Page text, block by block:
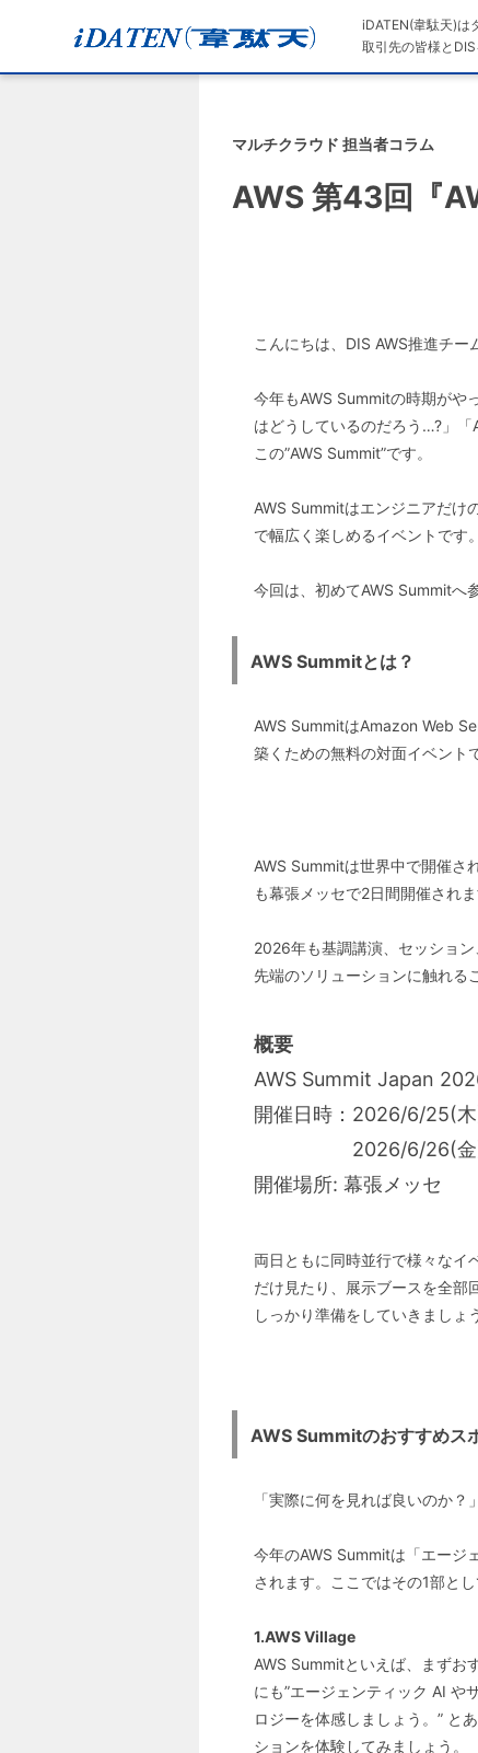
iDATEN(韋駄天)は
取引先の皆様と
マルチクラウド 担当者コラム
AWS 第43回『
こんにちは、DIS AWS推進チー
今年もAWS Summitの時期がや
はどうしているのだろう…?」
この”AWS Summit”です。
AWS Summitはエンジニアだけ
で幅広く楽しめるイベントです。
今回は、初めてAWS Summitへ
AWS Summitとは？
AWS SummitはAmazon Web
築くための無料の対面イベント
AWS Summitは世界中で開催さ
も幕張メッセで2日間開催されま
2026年も基調講演、セッショ
先端のソリューションに触れる
概要
AWS Summit Japan
開催日時：2026/6/25(
2026/6/26(金)
開催場所: 幕張メッセ
両日ともに同時並行で様々なイ
だけ見たり、展示ブースを全部
しっかり準備をしていきましょう
AWS Summitのおすすめス
「実際に何を見れば良いのか？」
今年のAWS Summitは「エージ
されます。ここではその1部とし
1.AWS Village
AWS Summitといえば、まずお
にも”エージェンティック AI や
ロジーを体感しましょう。” と
ションを体験してみましょう。